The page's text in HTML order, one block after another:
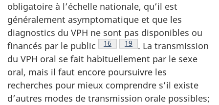
obligatoire à l’échelle nationale, qu’il est
généralement asymptomatique et que les
diagnostics du VPH ne sont pas disponibles ou
financés par le public Note de bas de page
16 Note de bas de page
19 . La transmission
du VPH oral se fait habituellement par le sexe
oral, mais il faut encore poursuivre les
recherches pour mieux comprendre s’il existe
d’autres modes de transmission orale possibles;